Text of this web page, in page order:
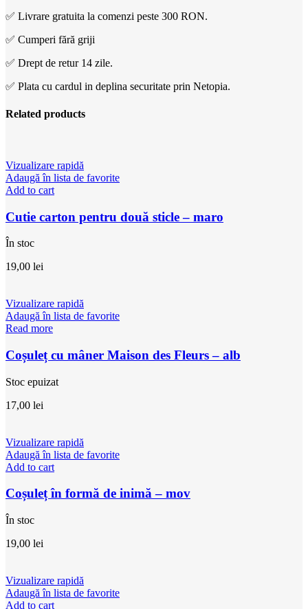
✅ Livrare gratuita la comenzi peste 300 RON.
✅ Cumperi fără griji
✅ Drept de retur 14 zile.
✅ Plata cu cardul in deplina securitate prin Netopia.
Related products
Vizualizare rapidă
Adaugă în lista de favorite
Add to cart
Cutie carton pentru două sticle – maro
În stoc
19,00 lei
Vizualizare rapidă
Adaugă în lista de favorite
Read more
Coșuleț cu mâner Maison des Fleurs – alb
Stoc epuizat
17,00 lei
Vizualizare rapidă
Adaugă în lista de favorite
Add to cart
Coșuleț în formă de inimă – mov
În stoc
19,00 lei
Vizualizare rapidă
Adaugă în lista de favorite
Add to cart